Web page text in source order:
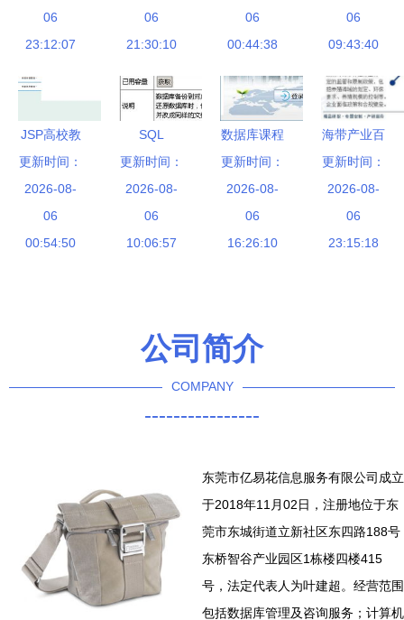
高质低价策
略收获8成
赖
06
23:12:07
以数据库赋
能行业咨询
06
21:30:10
构师大会撼
世来袭
06
00:44:38
线与专业咨
询服务
06
09:43:40
JSP高校教
学督导管理
系统的设计
与开发 从
HC809源码
更新时间：
2026-08-
06
00:54:50
SQL
Server数据
库综合管理
方法与专业
咨询服务指
更新时间：
2026-08-
06
10:06:57
数据库课程
设计 企业
进货销售管
理系统的构
建与优化
更新时间：
2026-08-
06
16:26:10
海带产业百
科 发展环
境深度解析
与未来趋势
预测
更新时间：
2026-08-
06
23:15:18
公司简介
COMPANY
----------------
东莞市亿易花信息服务有限公司成立
于2018年11月02日，注册地位于东
莞市东城街道立新社区东四路188号
东桥智谷产业园区1栋楼四楼415
号，法定代表人为叶建超。经营范围
包括数据库管理及咨询服务；计算机